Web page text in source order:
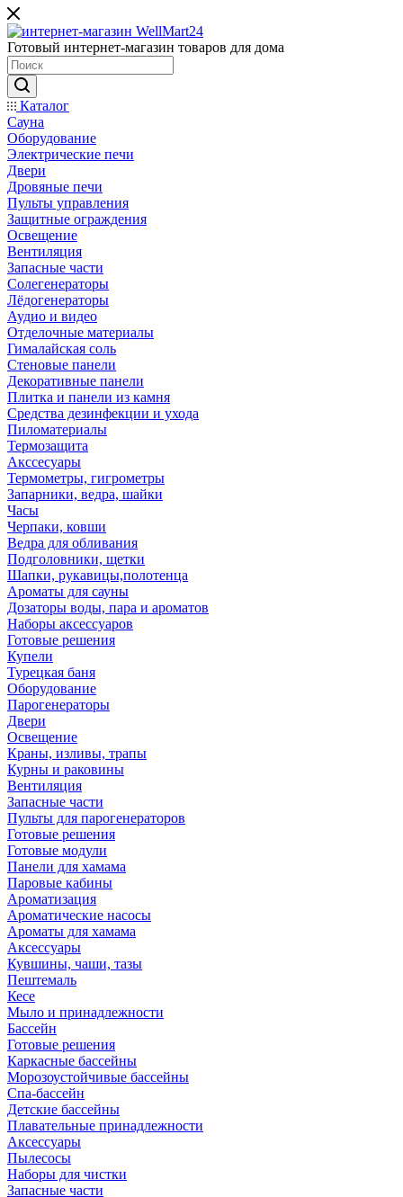
Готовый интернет-магазин товаров для дома
Каталог
Сауна
Оборудование
Электрические печи
Двери
Дровяные печи
Пульты управления
Защитные ограждения
Освещение
Вентиляция
Запасные части
Солегенераторы
Лёдогенераторы
Аудио и видео
Отделочные материалы
Гималайская соль
Стеновые панели
Декоративные панели
Плитка и панели из камня
Средства дезинфекции и ухода
Пиломатериалы
Термозащита
Аксcесуары
Термометры, гигрометры
Запарники, ведра, шайки
Часы
Черпаки, ковши
Ведра для обливания
Подголовники, щетки
Шапки, рукавицы,полотенца
Ароматы для сауны
Дозаторы воды, пара и ароматов
Наборы аксессуаров
Готовые решения
Купели
Турецкая баня
Оборудование
Парогенераторы
Двери
Освещение
Краны, изливы, трапы
Курны и раковины
Вентиляция
Запасные части
Пульты для парогенераторов
Готовые решения
Готовые модули
Панели для хамама
Паровые кабины
Ароматизация
Ароматические насосы
Ароматы для хамама
Аксессуары
Кувшины, чаши, тазы
Пештемаль
Кесе
Мыло и принадлежности
Бассейн
Готовые решения
Каркасные бассейны
Морозоустойчивые бассейны
Спа-бассейн
Детские бассейны
Плавательные принадлежности
Аксессуары
Пылесосы
Наборы для чистки
Запасные части